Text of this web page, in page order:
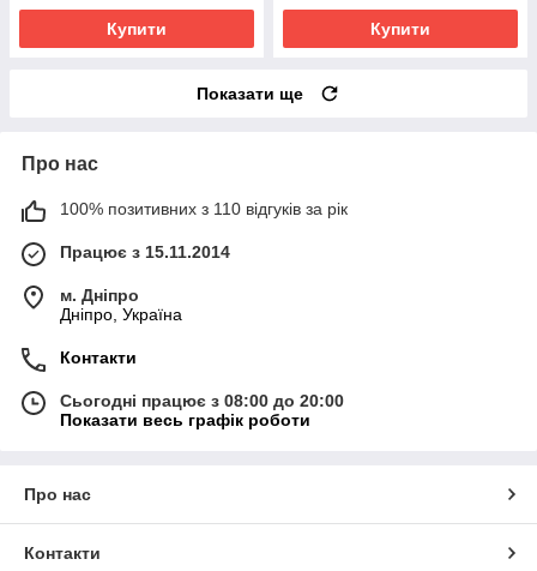
Купити Купити
Показати ще
Про нас
100% позитивних з 110 відгуків за рік
Працює з 15.11.2014
м. Дніпро
Дніпро, Україна
Контакти
Сьогодні працює з 08:00 до 20:00
Показати весь графік роботи
Про нас
Контакти